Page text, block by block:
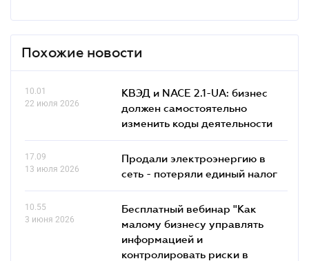
Похожие новости
10.01
22 июля 2026
КВЭД и NACE 2.1-UA: бизнес
должен самостоятельно
изменить коды деятельности
17.09
13 июля 2026
Продали электроэнергию в
сеть - потеряли единый налог
10.55
3 июня 2026
Бесплатный вебинар "Как
малому бизнесу управлять
информацией и
контролировать риски в